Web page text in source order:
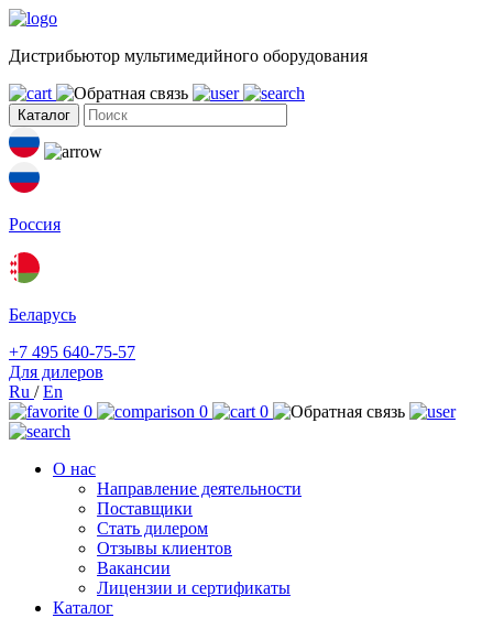
Дистрибьютор мультимедийного оборудования
Каталог
Россия
Беларусь
+7 495 640-75-57
Для дилеров
Ru /En
0
0 0
О нас
Направление деятельности
Поставщики
Стать дилером
Отзывы клиентов
Вакансии
Лицензии и сертификаты
Каталог